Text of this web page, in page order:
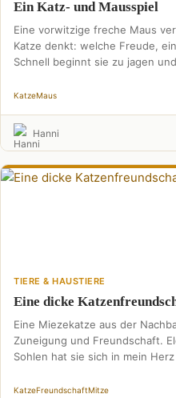
Ein Katz- und Mausspiel
Eine vorwitzige freche Maus
Katze denkt: welche Freude,
Schnell beginnt sie zu jagen
KatzeMaus
Hanni
TIERE & HAUSTIERE
Eine dicke
Eine Miezekatze aus der
Zuneigung und Freundschaft.
Sohlen hat sie sich in mein
KatzeFreundschaftMitze